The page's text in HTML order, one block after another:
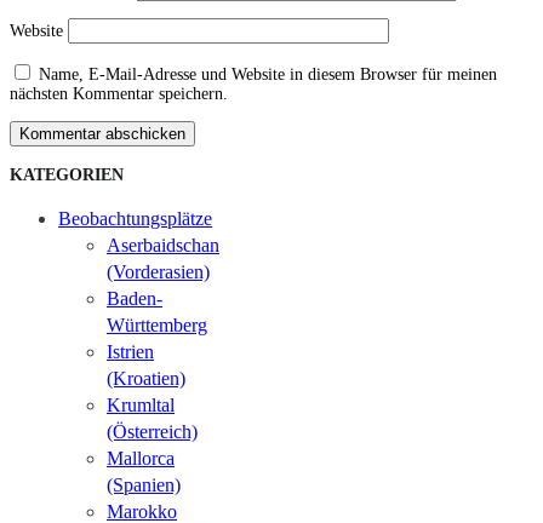
Website
Name, E-Mail-Adresse und Website in diesem Browser für meinen
nächsten Kommentar speichern.
Kommentar abschicken
KATEGORIEN
Beobachtungsplätze
Aserbaidschan
(Vorderasien)
Baden-
Württemberg
Istrien
(Kroatien)
Krumltal
(Österreich)
Mallorca
(Spanien)
Marokko